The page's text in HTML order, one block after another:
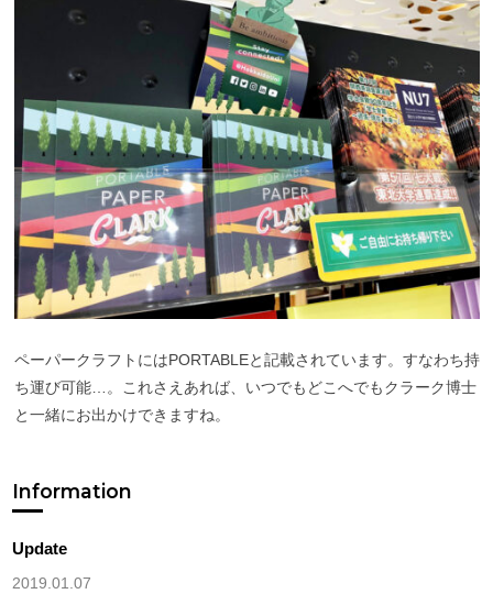
ペーパークラフトにはPORTABLEと記載されています。すなわち持
ち運び可能…。これさえあれば、いつでもどこへでもクラーク博士
と一緒にお出かけできますね。
Information
Update
2019.01.07